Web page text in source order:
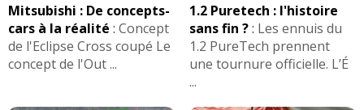
Mitsubishi : De concepts-
cars à la réalité : Concept
de l'Eclipse Cross coupé Le
concept de l'Out ...
1.2 Puretech : l'histoire
sans fin ?: Les ennuis du
1.2 PureTech prennent
une tournure officielle. L’É
...